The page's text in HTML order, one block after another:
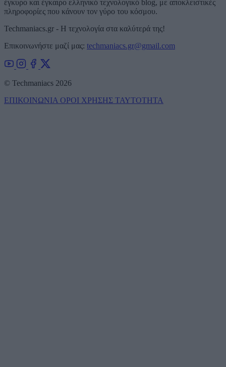
έγκυρο και έγκαιρο ελληνικό τεχνολογικό blog, με αποκλειστικές
πληροφορίες που κάνουν τον γύρο του κόσμου.
Techmaniacs.gr - Η τεχνολογία στα καλύτερά της!
Επικοινωνήστε μαζί μας: techmaniacs.gr@gmail.com
© Techmaniacs 2026
ΕΠΙΚΟΙΝΩΝΙΑ ΟΡΟΙ ΧΡΗΣΗΣ ΤΑΥΤΟΤΗΤΑ